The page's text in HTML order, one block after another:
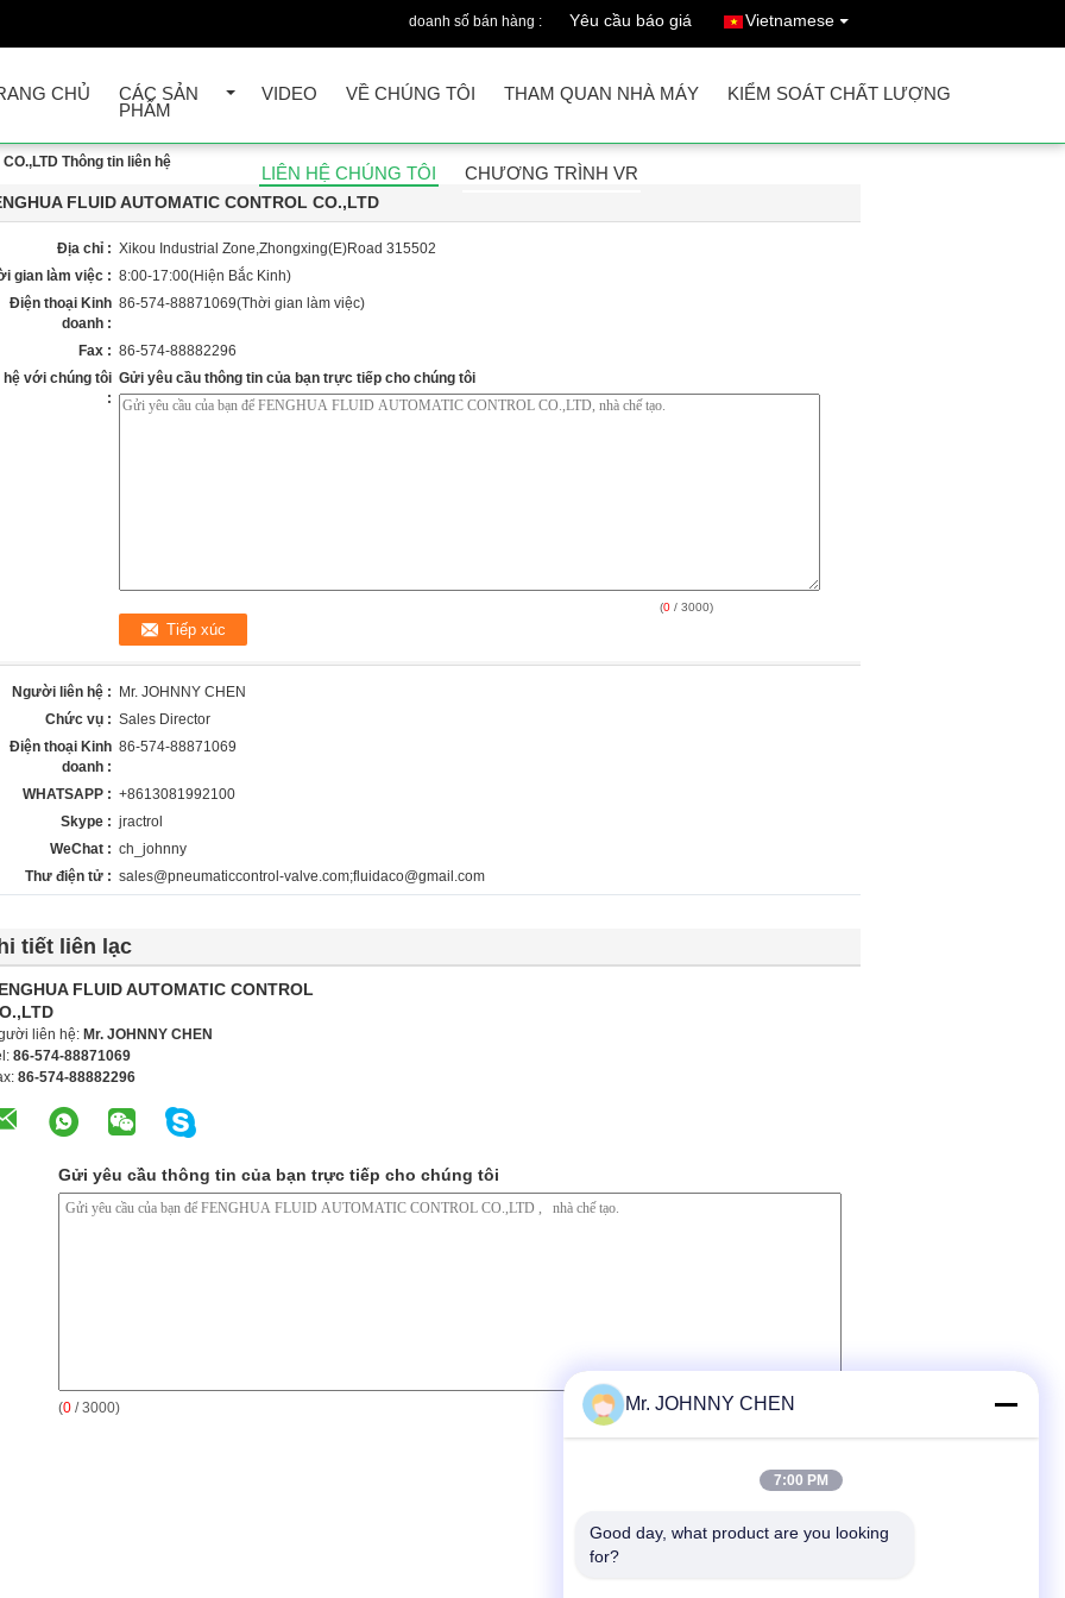
doanh số bán hàng : Yêu cầu báo giá Vietnamese
CHỦ
CÁC SẢN
PHẨM
VIDEO VỀ CHÚNG TÔI THAM QUAN NHÀ MÁY KIỂM SOÁT CHẤT LƯỢNG
LIÊN HỆ CHÚNG TÔI CHƯƠNG TRÌNH VR
Thông tin liên hệ
FLUID AUTOMATIC CONTROL CO.,LTD
Địa chỉ : Xikou Industrial Zone,Zhongxing(E)Road 315502
gian làm việc : 8:00-17:00(Hiện Bắc Kinh)
Điện thoại Kinh
doanh :
86-574-88871069(Thời gian làm việc)
Fax : 86-574-88882296
hệ với chúng tôi
:
Gửi yêu cầu thông tin của bạn trực tiếp cho chúng tôi
(0 / 3000)
Người liên hệ :
Mr. JOHNNY CHEN
Chức vụ : Sales Director
Điện thoại Kinh
doanh :
86-574-88871069
WHATSAPP : +8613081992100
Skype : jractrol
WeChat : ch_johnny
Thư điện tử : sales@pneumaticcontrol-valve.com;fluidaco@gmail.com
tiết liên lạc
FLUID AUTOMATIC CONTROL
liên hệ: Mr. JOHNNY CHEN
86-574-88871069
86-574-88882296
Gửi yêu cầu thông tin của bạn trực tiếp cho chúng tôi
(0 / 3000) Mr. JOHNNY CHEN
7:00 PM
Good day, what product are you looking
for?